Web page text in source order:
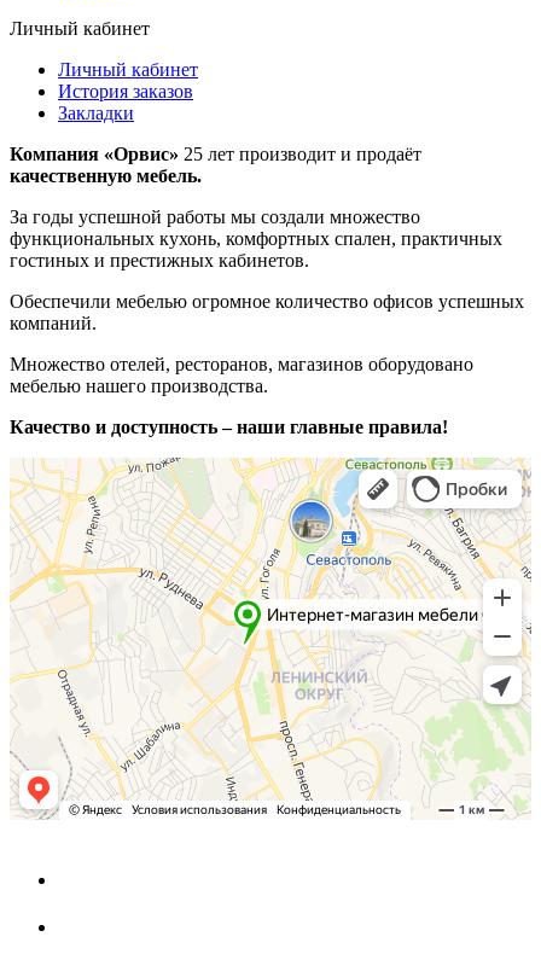
Личный кабинет
Личный кабинет
История заказов
Закладки
Компания «Орвис» 25 лет производит и продаёт
качественную мебель.
За годы успешной работы мы создали множество
функциональных кухонь, комфортных спален, практичных
гостиных и престижных кабинетов.
Обеспечили мебелью огромное количество офисов успешных
компаний.
Множество отелей, ресторанов, магазинов оборудовано
мебелью нашего производства.
Качество и доступность – наши главные правила!